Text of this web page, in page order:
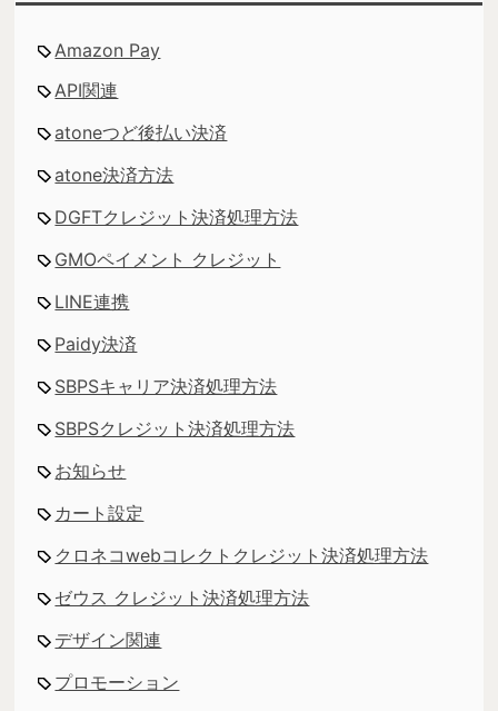
Amazon Pay
API関連
atoneつど後払い決済
atone決済方法
DGFTクレジット決済処理方法
GMOペイメント クレジット
LINE連携
Paidy決済
SBPSキャリア決済処理方法
SBPSクレジット決済処理方法
お知らせ
カート設定
クロネコwebコレクトクレジット決済処理方法
ゼウス クレジット決済処理方法
デザイン関連
プロモーション